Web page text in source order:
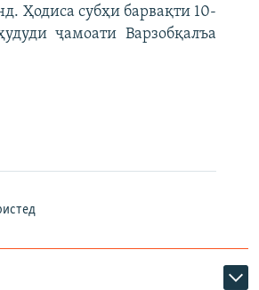
Ҳодиса субҳи барвақти 10-
ҷамоати Варзобқалъа